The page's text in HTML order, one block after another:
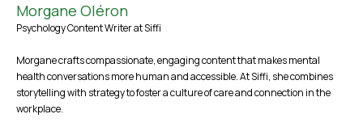
Morgane Oléron
Psychology Content Writer at Siffi
Morgane crafts compassionate, engaging content that makes mental
health conversations more human and accessible. At Siffi, she combines
storytelling with strategy to foster a culture of care and connection in the
workplace.